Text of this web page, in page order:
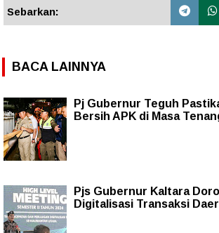
Sebarkan:
BACA LAINNYA
Pj Gubernur Teguh
Bersih APK di Masa
Pjs Gubernur Kaltara
Digitalisasi Transaksi